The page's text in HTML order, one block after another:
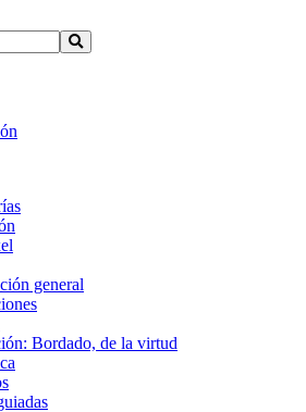
general
Bordado, de la virtud